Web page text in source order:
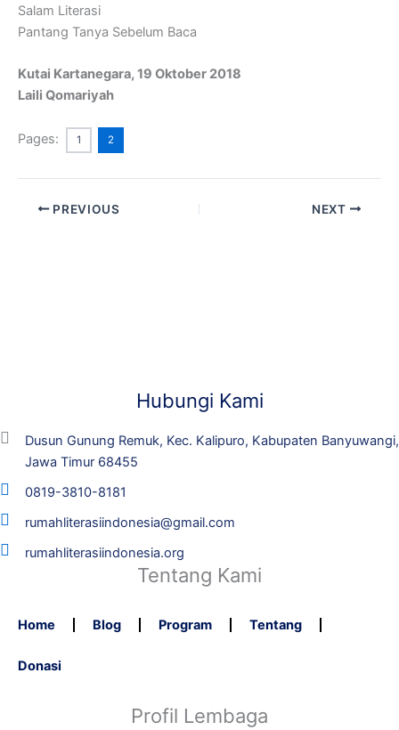
Salam Literasi
Pantang Tanya Sebelum Baca
Kutai Kartanegara, 19 Oktober 2018
Laili Qomariyah
Pages: 1 2
PREVIOUS NEXT
Hubungi Kami
Dusun Gunung Remuk, Kec. Kalipuro, Kabupaten Banyuwangi,
Jawa Timur 68455
0819-3810-8181
rumahliterasiindonesia@gmail.com
rumahliterasiindonesia.org
Tentang Kami
Home Blog Program Tentang
Donasi
Profil Lembaga